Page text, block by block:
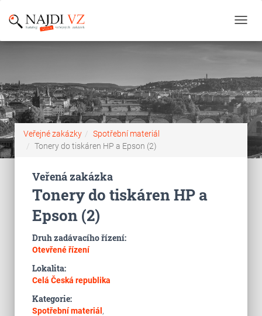
Veřejné zakázky
Spotřební materiál
Tonery do tiskáren HP a Epson (2)
Veřená zakázka
Tonery do tiskáren HP a
Epson (2)
Druh zadávacího řízení:
Otevřené řízení
Lokalita:
Celá Česká republika
Kategorie:
Spotřební materiál ,